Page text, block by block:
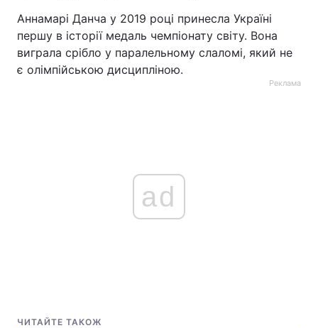
Аннамарі Данча у 2019 році принесла Україні
першу в історії медаль чемпіонату світу. Вона
виграла срібло у паралельному слаломі, який не
є олімпійською дисципліною.
Реклама
ad
ЧИТАЙТЕ ТАКОЖ